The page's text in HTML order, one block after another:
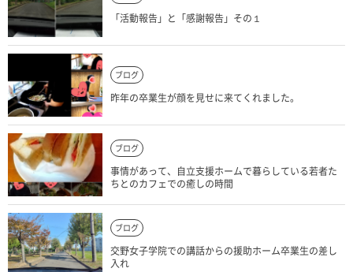
「活動報告」と「感謝報告」その１
ブログ
昨年の卒業生が顔を見せに来てくれました。
ブログ
事情があって、自立支援ホームで暮らしている若者た
ちとのカフェでの癒しの時間
ブログ
交野女子学院での講話からの援助ホーム卒業生の差し
入れ